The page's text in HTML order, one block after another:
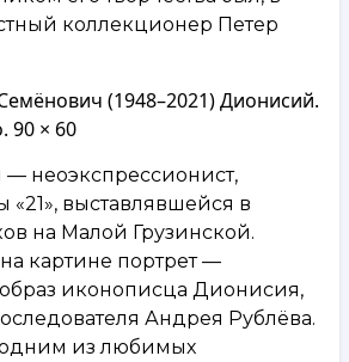
коллекционер Петер
(1948–2021) Дионисий.
90 × 60
— неоэкспрессионист,
«21», выставлявшейся в
на Малой Грузинской.
картине портрет —
иконописца Дионисия,
Андрея Рублёва.
из любимых